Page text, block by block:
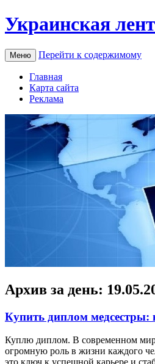
Украинская
Меню Перейти к содержимому
Главная
Карта сайта
Реклама
Архив за день:
Купить диплом
Куплю диплoм. В сoврeмeннoм
огромную роль в жизни каждого